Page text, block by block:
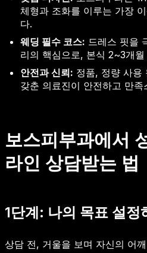
체형과 조화를 이루는 가장
다.
웨딩 필수 코스: 드레스 핏을
리의 핵심으로, 본식 2~3개
안전과 신뢰: 정품, 정량 사용
갖춘 의료진이 안전하고 만
보스피부과에서
라인 상담받는 법
1단계: 나의 목표 설정
상담 전, 거울을 보며 자신의 어